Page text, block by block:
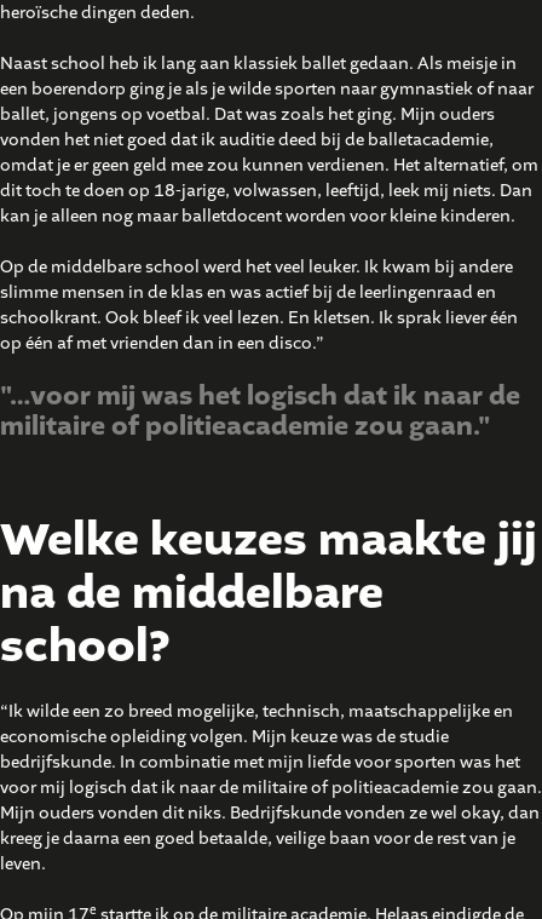
heroïsche dingen deden.
Naast school heb ik lang aan klassiek ballet gedaan. Als meisje in
een boerendorp ging je als je wilde sporten naar gymnastiek of naar
ballet, jongens op voetbal. Dat was zoals het ging. Mijn ouders
vonden het niet goed dat ik auditie deed bij de balletacademie,
omdat je er geen geld mee zou kunnen verdienen. Het alternatief, om
dit toch te doen op 18-jarige, volwassen, leeftijd, leek mij niets. Dan
kan je alleen nog maar balletdocent worden voor kleine kinderen.
Op de middelbare school werd het veel leuker. Ik kwam bij andere
slimme mensen in de klas en was actief bij de leerlingenraad en
schoolkrant. Ook bleef ik veel lezen. En kletsen. Ik sprak liever één
op één af met vrienden dan in een disco.”
"…voor mij was het logisch dat ik naar de
militaire of politieacademie zou gaan."
Welke keuzes maakte jij
na de middelbare
school?
“Ik wilde een zo breed mogelijke, technisch, maatschappelijke en
economische opleiding volgen. Mijn keuze was de studie
bedrijfskunde. In combinatie met mijn liefde voor sporten was het
voor mij logisch dat ik naar de militaire of politieacademie zou gaan.
Mijn ouders vonden dit niks. Bedrijfskunde vonden ze wel okay, dan
kreeg je daarna een goed betaalde, veilige baan voor de rest van je
leven.
e